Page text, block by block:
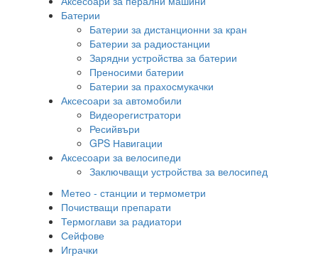
Батерии
Батерии за дистанционни за кран
Батерии за радиостанции
Зарядни устройства за батерии
Преносими батерии
Батерии за прахосмукачки
Аксесоари за автомобили
Видеорегистратори
Ресийвъри
GPS Навигации
Аксесоари за велосипеди
Заключващи устройства за велосипед
Метео - станции и термометри
Почистващи препарати
Термоглави за радиатори
Сейфове
Играчки